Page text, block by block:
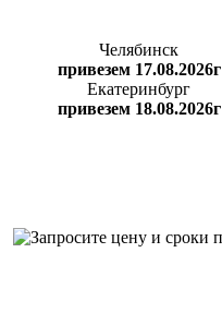
Челябинск
привезем 17.08.2026г
Екатеринбург
привезем 18.08.2026г